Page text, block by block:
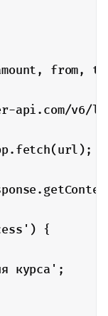
from,
api.com/v6/
{
курса';